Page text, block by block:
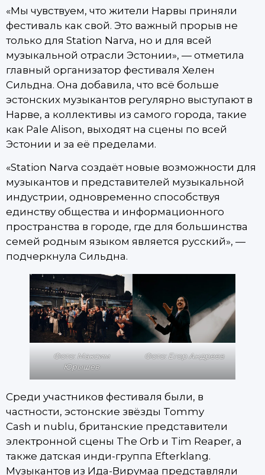
«Мы чувствуем, что жители Нарвы приняли
фестиваль как свой. Это важный прорыв не
только для Station Narva, но и для всей
музыкальной отрасли Эстонии», — отметила
главный организатор фестиваля Хелен
Сильдна. Она добавила, что всё больше
эстонских музыкантов регулярно выступают в
Нарве, а коллективы из самого города, такие
как Pale Alison, выходят на сцены по всей
Эстонии и за её пределами.
«Station Narva создаёт новые возможности для
музыкантов и представителей музыкальной
индустрии, одновременно способствуя
единству общества и информационного
пространства в городе, где для большинства
семей родным языком является русский», —
подчеркнула Сильдна.
Фото: Максим
Юрышев
Фото: Егор Андреев
Среди участников фестиваля были, в
частности, эстонские звёзды Tommy
Cash и nublu, британские представители
электронной сцены The Orb и Tim Reaper, а
также датская инди-группа Efterklang.
Музыкантов из Ида-Вирумаа представляли